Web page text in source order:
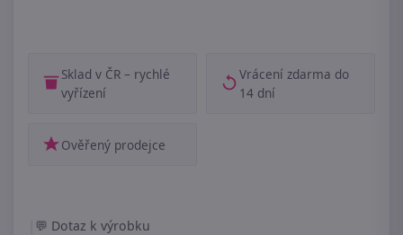
Sklad v ČR – rychlé
vyřízení
Vrácení zdarma do
14 dní
Ověřený prodejce
Dotaz k výrobku